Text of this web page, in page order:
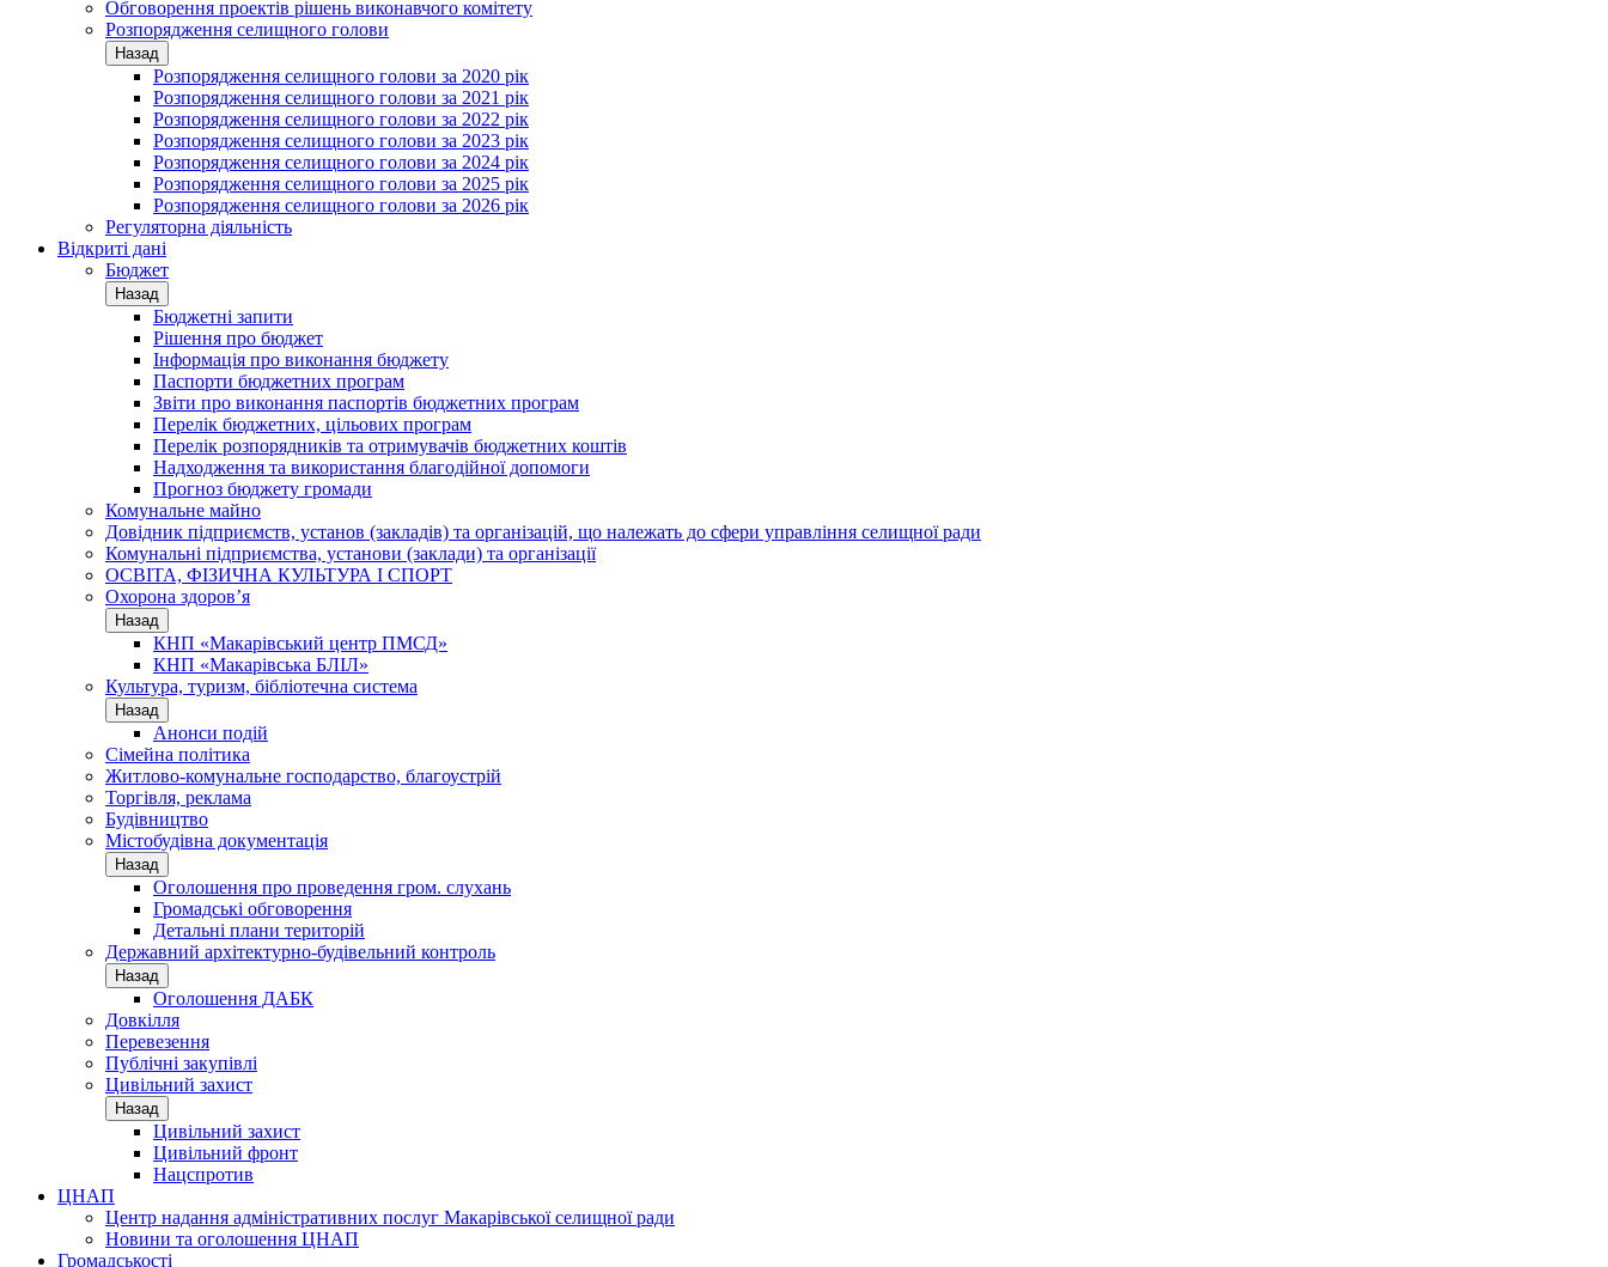
Обговорення проектів рішень виконавчого комітету
Розпорядження селищного голови
Назад
Розпорядження селищного голови за 2020 рік
Розпорядження селищного голови за 2021 рік
Розпорядження селищного голови за 2022 рік
Розпорядження селищного голови за 2023 рік
Розпорядження селищного голови за 2024 рік
Розпорядження селищного голови за 2025 рік
Розпорядження селищного голови за 2026 рік
Регуляторна діяльність
Відкриті дані
Бюджет
Назад
Бюджетні запити
Рішення про бюджет
Інформація про виконання бюджету
Паспорти бюджетних програм
Звіти про виконання паспортів бюджетних програм
Перелік бюджетних, цільових програм
Перелік розпорядників та отримувачів бюджетних коштів
Надходження та використання благодійної допомоги
Прогноз бюджету громади
Комунальне майно
Довідник підприємств, установ (закладів) та організацій, що належать до сфери управління селищної ради
Комунальні підприємства, установи (заклади) та організації
ОСВІТА, ФІЗИЧНА КУЛЬТУРА І СПОРТ
Охорона здоров’я
Назад
КНП «Макарівський центр ПМСД»
КНП «Макарівська БЛІЛ»
Культура, туризм, бібліотечна система
Назад
Анонси подій
Сімейна політика
Житлово-комунальне господарство, благоустрій
Торгівля, реклама
Будівництво
Містобудівна документація
Назад
Оголошення про проведення гром. слухань
Громадські обговорення
Детальні плани територій
Державний архітектурно-будівельний контроль
Назад
Оголошення ДАБК
Довкілля
Перевезення
Публічні закупівлі
Цивільний захист
Назад
Цивільний захист
Цивільний фронт
Нацспротив
ЦНАП
Центр надання адміністративних послуг Макарівської селищної ради
Новини та оголошення ЦНАП
Громадськості